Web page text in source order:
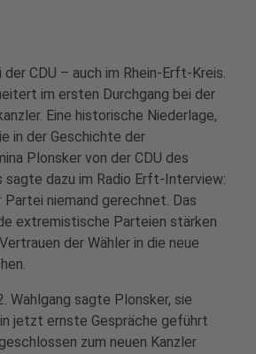
CDU – auch im Rhein-Erft-Kreis.
im ersten Durchgang bei der
Eine historische Niederlage,
in der Geschichte der
Plonsker von der CDU des
sagte dazu im Radio Erft-Interview:
Partei niemand gerechnet. Das
extremistische Parteien stärken
der Wähler in die neue
Wahlgang sagte Plonsker, sie
jetzt ernste Gespräche geführt
zum neuen Kanzler